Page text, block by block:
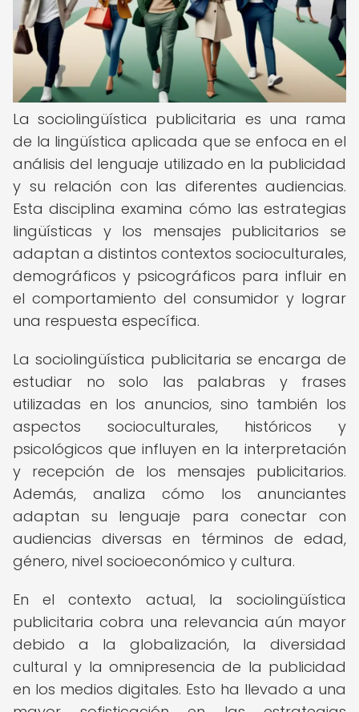
La sociolingüística publicitaria es una rama
de la lingüística aplicada que se enfoca en el
análisis del lenguaje utilizado en la publicidad
y su relación con las diferentes audiencias.
Esta disciplina examina cómo las estrategias
lingüísticas y los mensajes publicitarios se
adaptan a distintos contextos socioculturales,
demográficos y psicográficos para influir en
el comportamiento del consumidor y lograr
una respuesta específica.
La sociolingüística publicitaria se encarga de
estudiar no solo las palabras y frases
utilizadas en los anuncios, sino también los
aspectos socioculturales, históricos y
psicológicos que influyen en la interpretación
y recepción de los mensajes publicitarios.
Además, analiza cómo los anunciantes
adaptan su lenguaje para conectar con
audiencias diversas en términos de edad,
género, nivel socioeconómico y cultura.
En el contexto actual, la sociolingüística
publicitaria cobra una relevancia aún mayor
debido a la globalización, la diversidad
cultural y la omnipresencia de la publicidad
en los medios digitales. Esto ha llevado a una